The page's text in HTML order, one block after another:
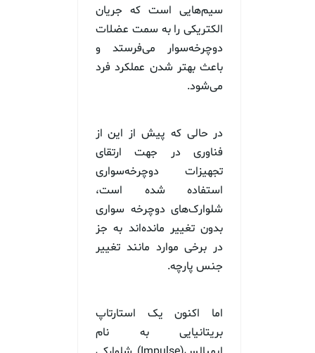
سیم‌هایی است که جریان
الکتریکی را به سمت عضلات
دوچرخه‌سوار می‌فرستد و
باعث بهتر شدن عملکرد فرد
می‌شود.
در حالی که پیش از این از
فناوری در جهت ارتقای
تجهیزات دوچرخه‌سواری
استفاده شده است،
شلوارک‌های دوچرخه سواری
بدون تغییر مانده‌اند به جز
در برخی موارد مانند تغییر
جنس پارچه.
اما اکنون یک استارتاپ
بریتانیایی به نام